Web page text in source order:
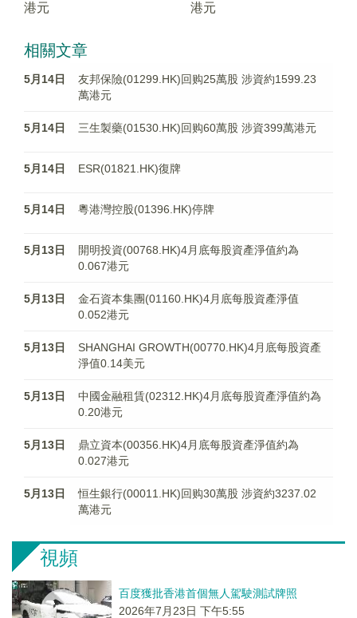
港元
港元
相關文章
5月14日
友邦保險(01299.HK)回购25萬股 涉資約1599.23
萬港元
5月14日 三生製藥(01530.HK)回购60萬股 涉資399萬港元
5月14日 ESR(01821.HK)復牌
5月14日 粵港灣控股(01396.HK)停牌
5月13日
開明投資(00768.HK)4月底每股資產淨值約為
0.067港元
5月13日
金石資本集團(01160.HK)4月底每股資產淨值
0.052港元
5月13日
SHANGHAI GROWTH(00770.HK)4月底每股資產
淨值0.14美元
5月13日
中國金融租賃(02312.HK)4月底每股資產淨值約為
0.20港元
5月13日
鼎立資本(00356.HK)4月底每股資產淨值約為
0.027港元
5月13日
恒生銀行(00011.HK)回购30萬股 涉資約3237.02
萬港元
視頻
百度獲批香港首個無人駕駛測試牌照
2026年7月23日 下午5:55